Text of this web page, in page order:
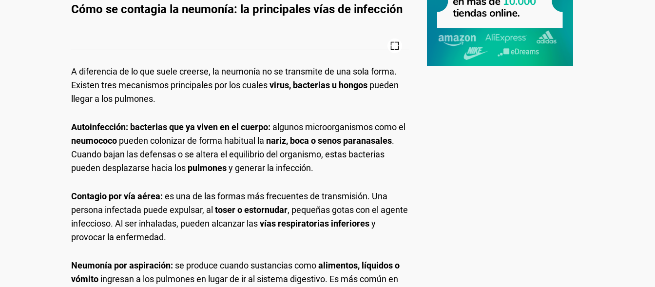
Cómo se contagia la neumonía: la principales vías de infección
A diferencia de lo que suele creerse, la neumonía no se transmite de una sola forma.
Existen tres mecanismos principales por los cualesvirus, bacterias u hongos pueden
llegar a los pulmones.
Autoinfección: bacterias que ya viven en el cuerpo: algunos microorganismos como el
neumococo pueden colonizar de forma habitual la nariz, boca o senos paranasales.
Cuando bajan las defensas o se altera el equilibrio del organismo, estas bacterias
pueden desplazarse hacia los pulmonesy generar la infección.
Contagio por vía aérea: es una de las formas más frecuentes de transmisión. Una
persona infectada puede expulsar, al toser o estornudar, pequeñas gotas con el agente
infeccioso. Al ser inhaladas, pueden alcanzar lasvías respiratorias inferioresy
provocar la enfermedad.
Neumonía por aspiración: se produce cuando sustancias comoalimentos, líquidos o
vómito ingresan a los pulmones en lugar de ir al sistema digestivo. Es más común en